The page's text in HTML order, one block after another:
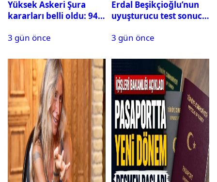
Yüksek Askeri Şura
kararları belli oldu: 94
3 gün önce
Erdal Beşikçioğlu’nun
uyuşturucu test sonucu
3 gün önce